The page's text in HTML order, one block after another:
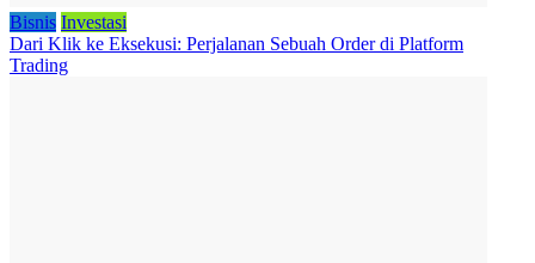
Bisnis Investasi
Dari Klik ke Eksekusi: Perjalanan Sebuah Order di Platform
Trading